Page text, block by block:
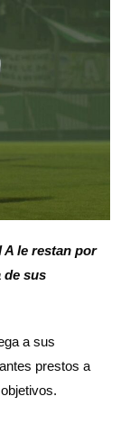
A le restan por
de sus
a sus
prestos a